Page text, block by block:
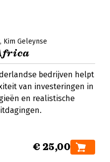
Kim Geleynse
bedrijven helpt
van investeringen in
en realistische
€ 25,00